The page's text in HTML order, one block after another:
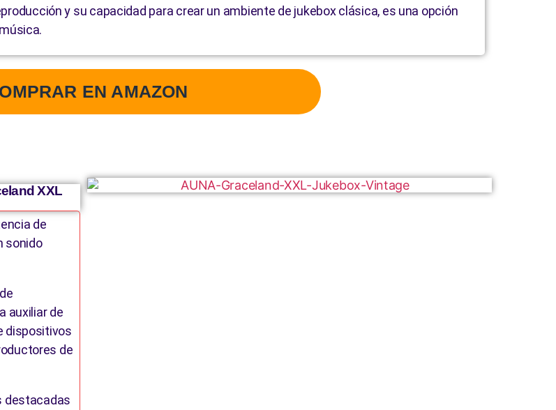
y su capacidad para crear un ambiente de jukebox clásica, es una opción
EN AMAZON
XXL
de
sonido
auxiliar de
dispositivos
de
destacadas